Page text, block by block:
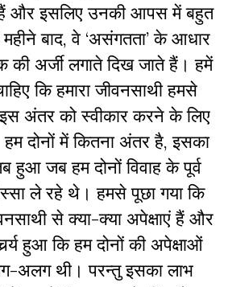
हैं और इसलिए उनकी आपस में बहुत
बाद, वे ‘असंगतता’ के आधार
की अर्जी लगाते दिख जाते हैं। हमें
कि हमारा जीवनसाथी हमसे
अंतर को स्वीकार करने के लिए
हम दोनों में कितना अंतर है, इसका
हुआ जब हम दोनों विवाह के पूर्व
ले रहे थे। हमसे पूछा गया कि
से क्या-क्या अपेक्षाएं हैं और
हुआ कि हम दोनों की अपेक्षाओं
अलग थी। परन्तु इसका लाभ